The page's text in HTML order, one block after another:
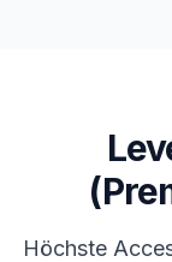
Höchste